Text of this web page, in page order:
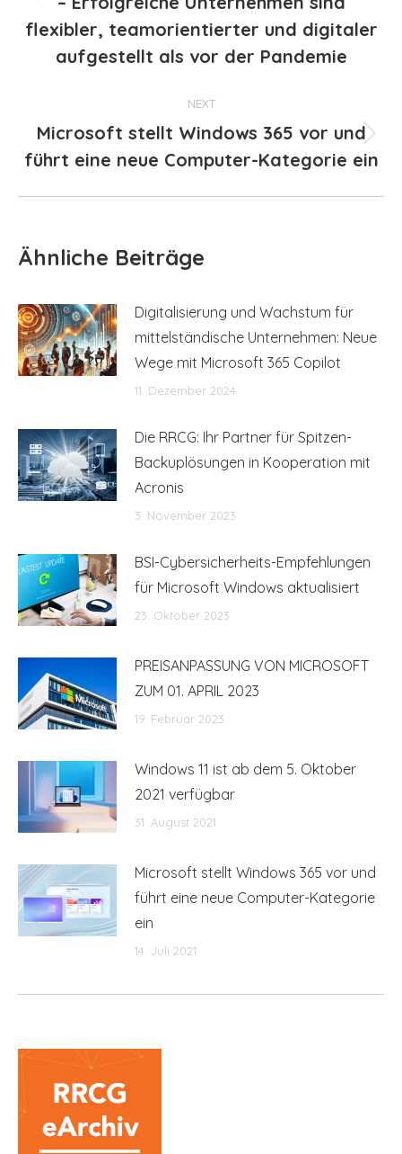
post:
flexibler, teamorientierter und digitaler
aufgestellt als vor der Pandemie
NEXT
Next
post:
Microsoft stellt Windows 365 vor und
führt eine neue Computer-Kategorie ein
Ähnliche Beiträge
Digitalisierung und Wachstum für
mittelständische Unternehmen: Neue
Wege mit Microsoft 365 Copilot
11. Dezember 2024
Die RRCG: Ihr Partner für Spitzen-
Backuplösungen in Kooperation mit
Acronis
3. November 2023
BSI-Cybersicherheits-Empfehlungen
für Microsoft Windows aktualisiert
23. Oktober 2023
PREISANPASSUNG VON MICROSOFT
ZUM 01. APRIL 2023
19. Februar 2023
Windows 11 ist ab dem 5. Oktober
2021 verfügbar
31. August 2021
Microsoft stellt Windows 365 vor und
führt eine neue Computer-Kategorie
ein
14. Juli 2021